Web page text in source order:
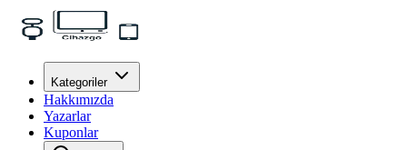
Kategoriler
Hakkımızda
Yazarlar
Kuponlar